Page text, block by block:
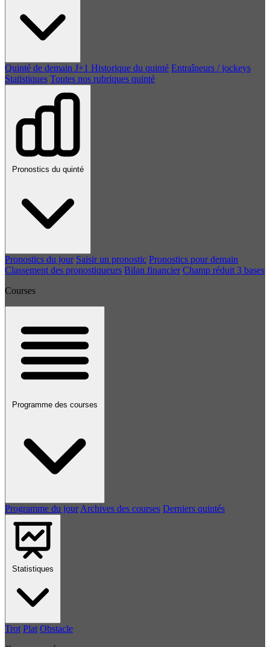
Quinté de demain J+1 Historique du quinté Entraîneurs / jockeys
Statistiques Toutes nos rubriques quinté
Pronostics du quinté
Pronostics du jour Saisir un pronostic Pronostics pour demain
Classement des pronostiqueurs Bilan financier Champ réduit 3 bases
Courses
Programme des courses
Programme du jour Archives des courses Derniers quintés
Statistiques
Trot Plat Obstacle